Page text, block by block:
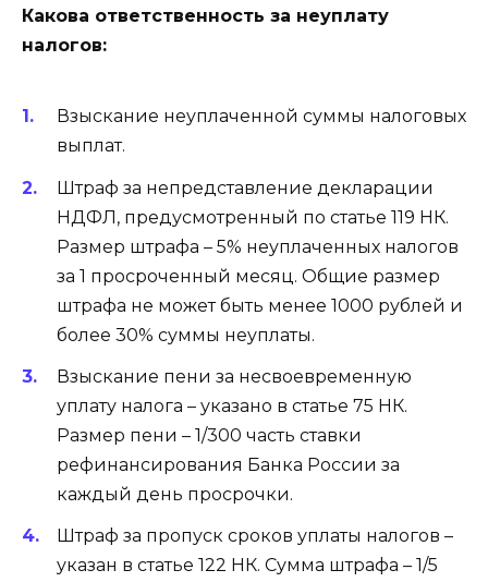
Какова ответственность за неуплату
налогов:
Взыскание неуплаченной суммы налоговых
выплат.
Штраф за непредставление декларации
НДФЛ, предусмотренный по статье 119 НК.
Размер штрафа – 5% неуплаченных налогов
за 1 просроченный месяц. Общие размер
штрафа не может быть менее 1000 рублей и
более 30% суммы неуплаты.
Взыскание пени за несвоевременную
уплату налога – указано в статье 75 НК.
Размер пени – 1/300 часть ставки
рефинансирования Банка России за
каждый день просрочки.
Штраф за пропуск сроков уплаты налогов –
указан в статье 122 НК. Сумма штрафа – 1/5